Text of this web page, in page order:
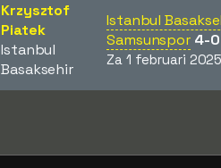
Krzysztof
Piatek
Istanbul
Basaksehir
Istanbul
Samsunspor 4-0
Za 1 februari